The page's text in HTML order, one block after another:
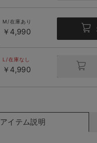
M/在庫あり
￥4,990
L/在庫なし
￥4,990
アイテム説明